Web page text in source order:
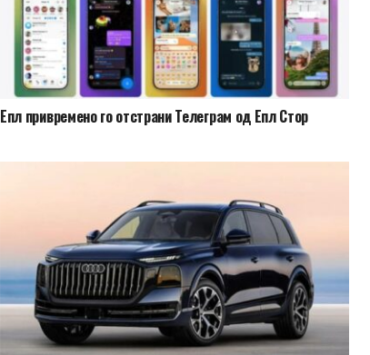
Епл привремено го отстрани Телеграм од Епл Стор